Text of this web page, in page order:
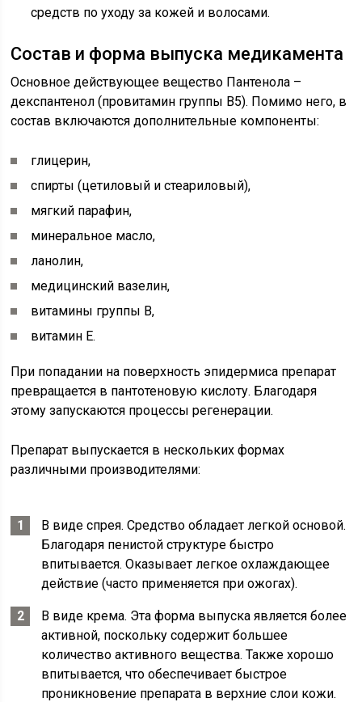
средств по уходу за кожей и волосами.
Состав и форма выпуска медикамента
Основное действующее вещество Пантенола –
декспантенол (провитамин группы В5). Помимо него, в
состав включаются дополнительные компоненты:
глицерин,
спирты (цетиловый и стеариловый),
мягкий парафин,
минеральное масло,
ланолин,
медицинский вазелин,
витамины группы В,
витамин Е.
При попадании на поверхность эпидермиса препарат
превращается в пантотеновую кислоту. Благодаря
этому запускаются процессы регенерации.
Препарат выпускается в нескольких формах
различными производителями:
В виде спрея. Средство обладает легкой основой.
Благодаря пенистой структуре быстро
впитывается. Оказывает легкое охлаждающее
действие (часто применяется при ожогах).
В виде крема. Эта форма выпуска является более
активной, поскольку содержит большее
количество активного вещества. Также хорошо
впитывается, что обеспечивает быстрое
проникновение препарата в верхние слои кожи.